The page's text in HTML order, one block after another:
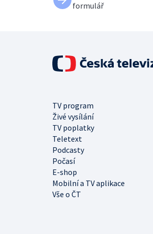
formulář
TV program
Živé vysílání
TV poplatky
Teletext
Podcasty
Počasí
E-shop
Mobilní a TV aplikace
Vše o ČT